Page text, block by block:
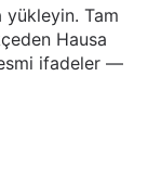
yükleyin. Tam
Hausa